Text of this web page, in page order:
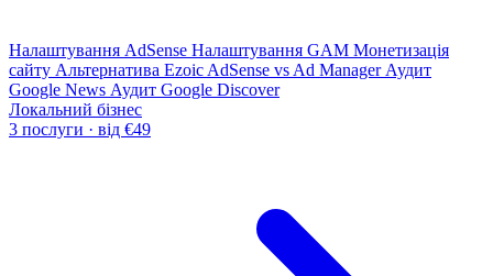
Налаштування AdSense Налаштування GAM Монетизація
сайту Альтернатива Ezoic AdSense vs Ad Manager Аудит
Google News Аудит Google Discover
Локальний бізнес
3 послуги · від €49